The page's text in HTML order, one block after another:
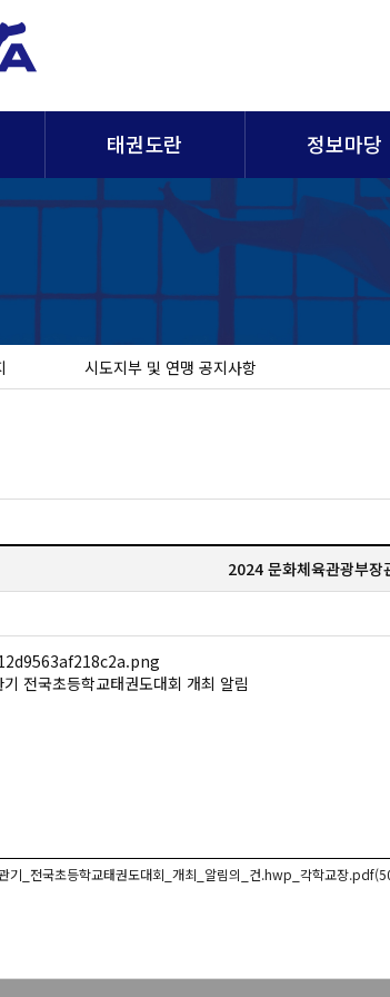
태권도란 정보마당
시도지부 및 연맹 공지사항
2024 문화체육관광부장
전국초등학교태권도대회 개최 알림
기_전국초등학교태권도대회_개최_알림의_건.hwp_각학교장